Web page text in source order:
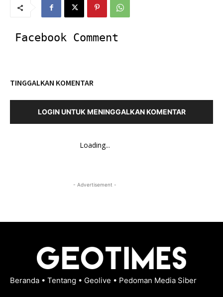
Facebook Comment
TINGGALKAN KOMENTAR
LOGIN UNTUK MENINGGALKAN KOMENTAR
Loading...
- Advertisement -
Beranda • Tentang • Geolive • Pedoman Media Siber